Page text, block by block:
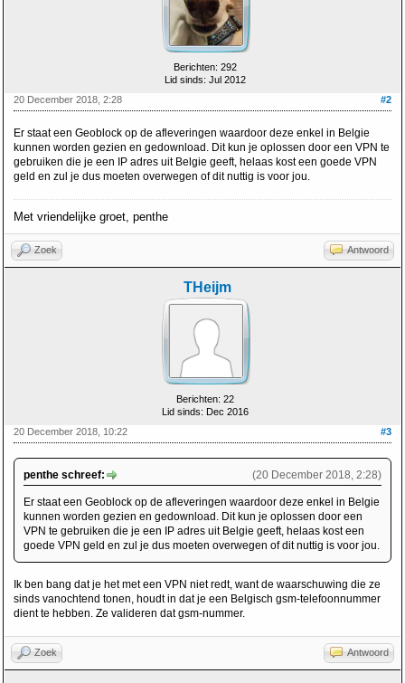
Berichten: 292
Lid sinds: Jul 2012
#2
20 December 2018, 2:28
Er staat een Geoblock op de afleveringen waardoor deze enkel in Belgie
kunnen worden gezien en gedownload. Dit kun je oplossen door een VPN te
gebruiken die je een IP adres uit Belgie geeft, helaas kost een goede VPN
geld en zul je dus moeten overwegen of dit nuttig is voor jou.
Met vriendelijke groet, penthe
Zoek Antwoord
THeijm
Berichten: 22
Lid sinds: Dec 2016
#3
20 December 2018, 10:22
(20 December 2018, 2:28)
penthe schreef:
Er staat een Geoblock op de afleveringen waardoor deze enkel in Belgie
kunnen worden gezien en gedownload. Dit kun je oplossen door een
VPN te gebruiken die je een IP adres uit Belgie geeft, helaas kost een
goede VPN geld en zul je dus moeten overwegen of dit nuttig is voor jou.
Ik ben bang dat je het met een VPN niet redt, want de waarschuwing die ze
sinds vanochtend tonen, houdt in dat je een Belgisch gsm-telefoonnummer
dient te hebben. Ze valideren dat gsm-nummer.
Zoek Antwoord